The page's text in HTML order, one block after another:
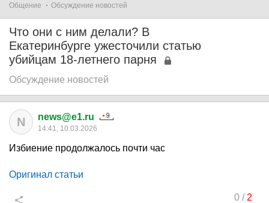
Общение Обсуждение новостей
Что они с ним делали? В
Екатеринбурге ужесточили статью
убийцам 18-летнего парня
Обсуждение новостей
N news@e1.ru
14:41, 10.03.2026
Избиение продолжалось почти час
Оригинал статьи
0/ 2